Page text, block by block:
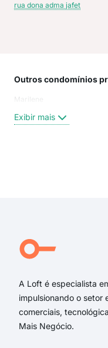
rua dona adma jafet
Outros condomínios
Marilene
Exibir mais
A Loft é especialista
impulsionando o setor
comerciais,
Mais Negócio.